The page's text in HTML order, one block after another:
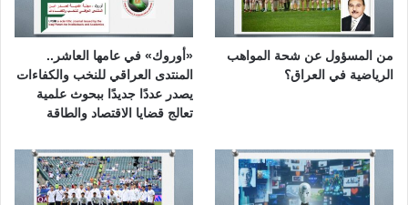
من المسؤول عن شحة المواهب
الرياضية في العراق؟
«أوروك» في عامها العاشر..
المنتدى العراقي للنخب والكفاءات
يصدر عددًا جديدًا ببحوث علمية
تعالج قضايا الاقتصاد والطاقة